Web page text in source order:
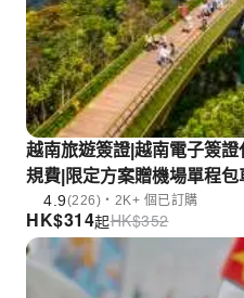
越南旅遊簽證|越南電子簽
規費|限定方案贈機場單程包
4.9(226)・2K+ 個已訂購
HK$314起HK$352